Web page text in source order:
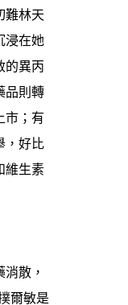
難林天
浸在她
的異丙
品則轉
市；有
，好比
維生素
散，
爾敏是